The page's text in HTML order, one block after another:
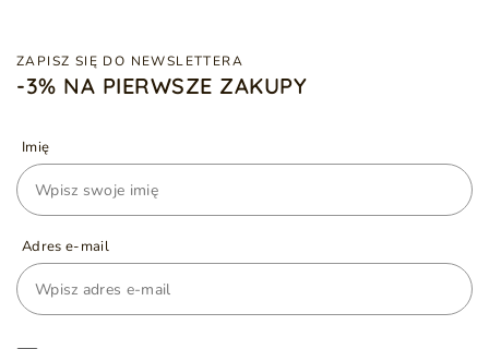
ZAPISZ SIĘ DO NEWSLETTERA
-3% NA PIERWSZE ZAKUPY
Imię
Adres e-mail